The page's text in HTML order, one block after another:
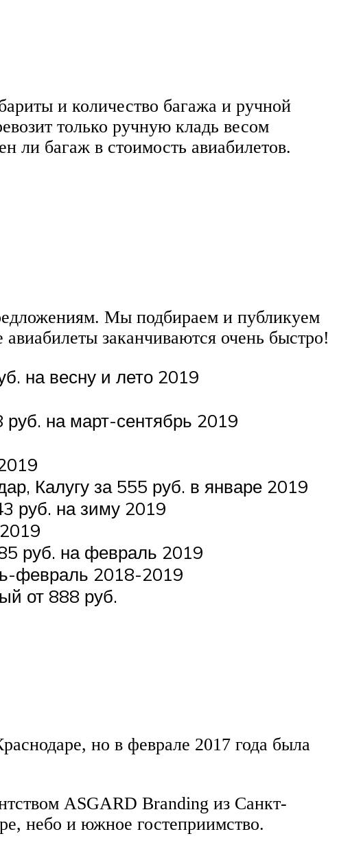
и количество багажа и ручной
только ручную кладь весом
ли багаж в стоимость авиабилетов.
Мы подбираем и публикуем
заканчиваются очень быстро!
на весну и лето 2019
на март-сентябрь 2019
Калугу за 555 руб. в январе 2019
руб. на зиму 2019
руб. на февраль 2019
февраль 2018-2019
от 888 руб.
но в феврале 2017 года была
ASGARD Branding из Санкт-
небо и южное гостеприимство.